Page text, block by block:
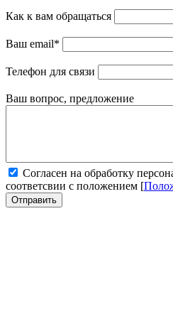
Как к вам обращаться
Ваш email*
Телефон для связи
Ваш вопрос, предложение
Cогласен на обработку
соответсвии с положением [
Отправить